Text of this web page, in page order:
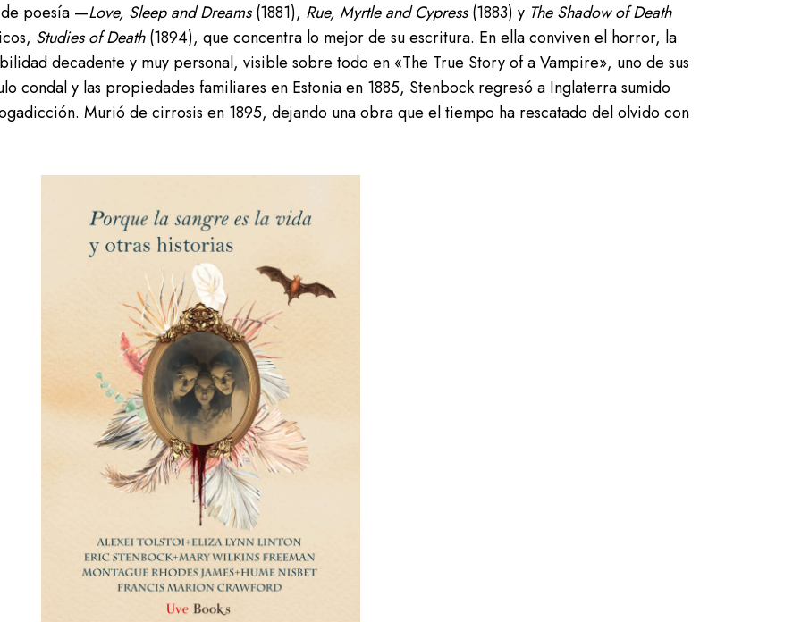
poesía —Love, Sleep and Dreams(1881), Rue, Myrtle and Cypress(1883) y The Shadow of Death
Studies of Death(1894), que concentra lo mejor de su escritura. En ella conviven el horror, la
decadente y muy personal, visible sobre todo en «The True Story of a Vampire», uno de sus
condal y las propiedades familiares en Estonia en 1885, Stenbock regresó a Inglaterra sumido
Murió de cirrosis en 1895, dejando una obra que el tiempo ha rescatado del olvido con